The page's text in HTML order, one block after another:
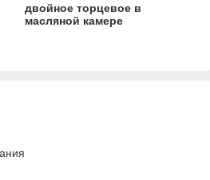
двойное торцевое в
масляной камере